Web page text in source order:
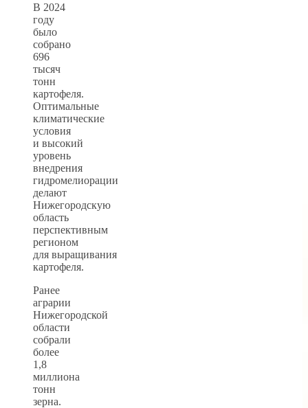
В 2024
году
было
собрано
696
тысяч
тонн
картофеля.
Оптимальные
климатические
условия
и высокий
уровень
внедрения
гидромелиорации
делают
Нижегородскую
область
перспективным
регионом
для выращивания
картофеля.
Ранее
аграрии
Нижегородской
области
собрали
более
1,8
миллиона
тонн
зерна.